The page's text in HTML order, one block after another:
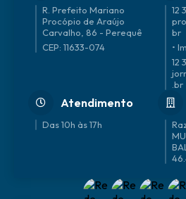
R. Prefeito Mariano
Procópio de Araújo
Carvalho, 86 - Perequê
CEP: 11633-074
12
br
•
12
.br
Atendimento
Das 10h às 17h